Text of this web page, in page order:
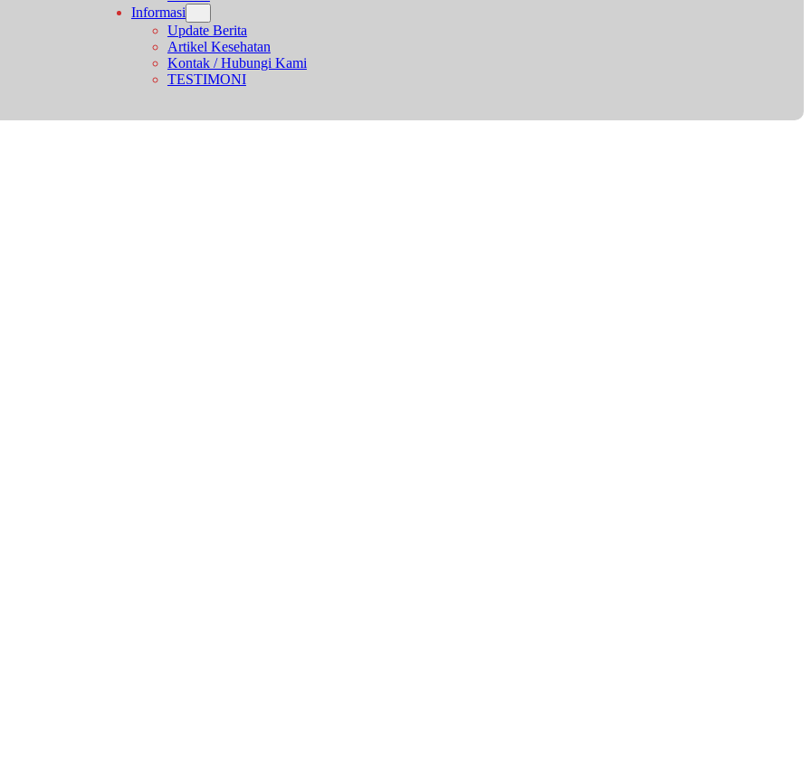
Informasi
Update Berita
Artikel Kesehatan
Kontak / Hubungi Kami
TESTIMONI